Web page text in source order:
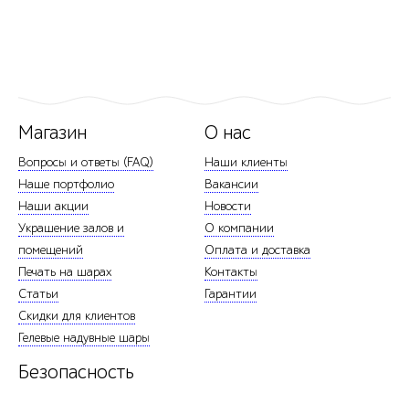
Магазин
Вопросы и ответы (FAQ)
Наше портфолио
Наши акции
Украшение залов и
помещений
Печать на шарах
Статьи
Скидки для клиентов
Гелевые надувные шары
О нас
Наши клиенты
Вакансии
Новости
О компании
Оплата и доставка
Контакты
Гарантии
Безопасность